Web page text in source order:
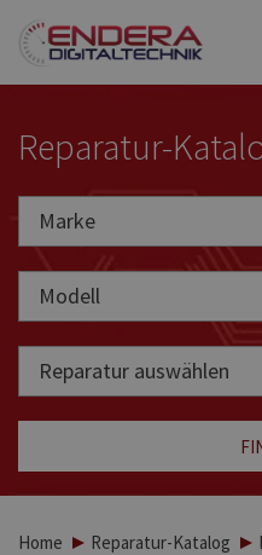
Reparatur-
MarkeMarke
Modell
Reparatur auswählen
Home Reparatur-Katalog